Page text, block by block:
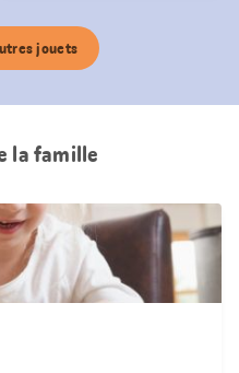
jouets
la famille